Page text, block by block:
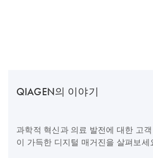
QIAGEN의 이야기
과학적 혁신과 의료 발전에 대한 고
이 가득한 디지털 매거진을 살펴보세